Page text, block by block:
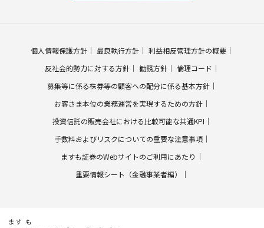
個人情報保護方針 最良執行方針
利益相反管理方針の概要
反社会的勢力に対する方針
勧誘方針
倫理コード
募集等に係る株券等の顧客への配分に係る基本方針
お客さま本位の業務運営を実現するための方針
投資信託の販売会社における比較可能な共通KPI
手数料およびリスクについての重要な注意事項
ますも証券のWebサイトのご利用にあたり
重要情報シート（金融事業者編）